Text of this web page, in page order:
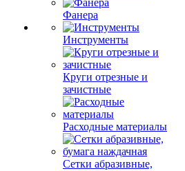
Фанера
Инструменты
Круги отрезные и
зачистные
Расходные материалы
Сетки абразивные,